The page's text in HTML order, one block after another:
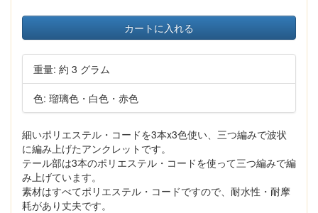
カートに入れる
重量: 約 3 グラム
色: 瑠璃色・白色・赤色
細いポリエステル・コードを3本x3色使い、三つ編みで波状
に編み上げたアンクレットです。
テール部は3本のポリエステル・コードを使って三つ編みで編
み上げています。
素材はすべてポリエステル・コードですので、耐水性・耐摩
耗があり丈夫です。